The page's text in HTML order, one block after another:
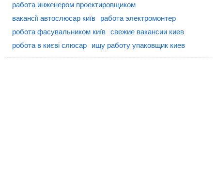
работа инженером проектировщиком
вакансії автослюсар київ
работа электромонтер
робота фасувальником київ свежие вакансии киев
робота в києві слюсар
ищу работу упаковщик киев